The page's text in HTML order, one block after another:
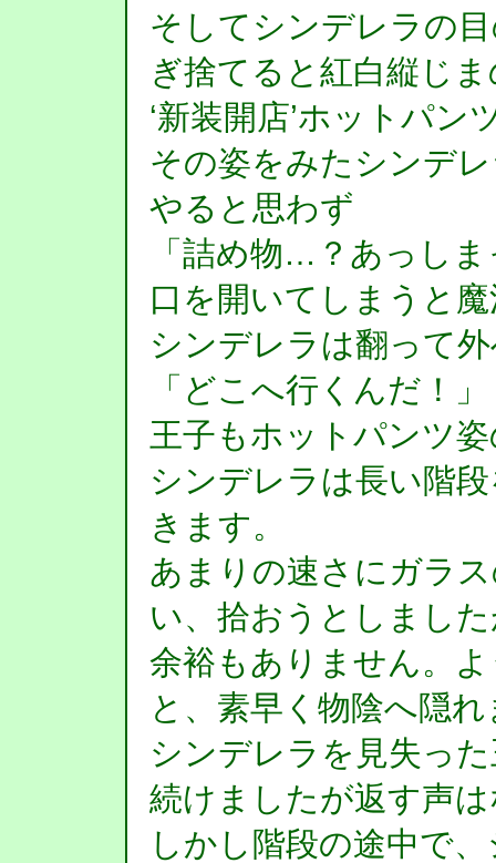
そしてシンデレラの
ぎ捨てると紅白縦じ
‘新装開店’ホットパン
その姿をみたシンデ
やると思わず
「詰め物…？あっし
口を開いてしまうと
シンデレラは翻って
「どこへ行くんだ！」
王子もホットパンツ
シンデレラは長い階
きます。
あまりの速さにガラ
い、拾おうとしまし
余裕もありません。
と、素早く物陰へ隠
シンデレラを見失っ
続けましたが返す声
しかし階段の途中で